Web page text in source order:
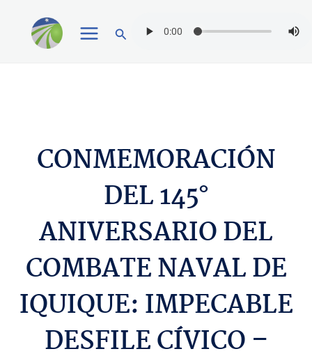
Buscar
CONMEMORACIÓN
DEL 145°
ANIVERSARIO DEL
COMBATE NAVAL DE
IQUIQUE: IMPECABLE
DESFILE CÍVICO –